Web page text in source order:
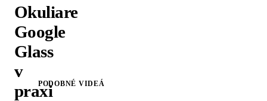
Okuliare
Google
Glass
v
praxiPODOBNÉ VIDEÁ